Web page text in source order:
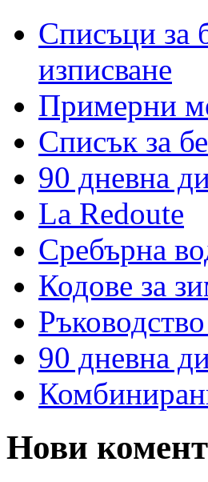
Списъци за
изписване
Примерни
Списък за
90 дневна
La Redoute
Сребърна
Кодове за
90 дневна
Нови